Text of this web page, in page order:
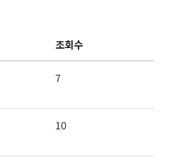
조회수
7
10